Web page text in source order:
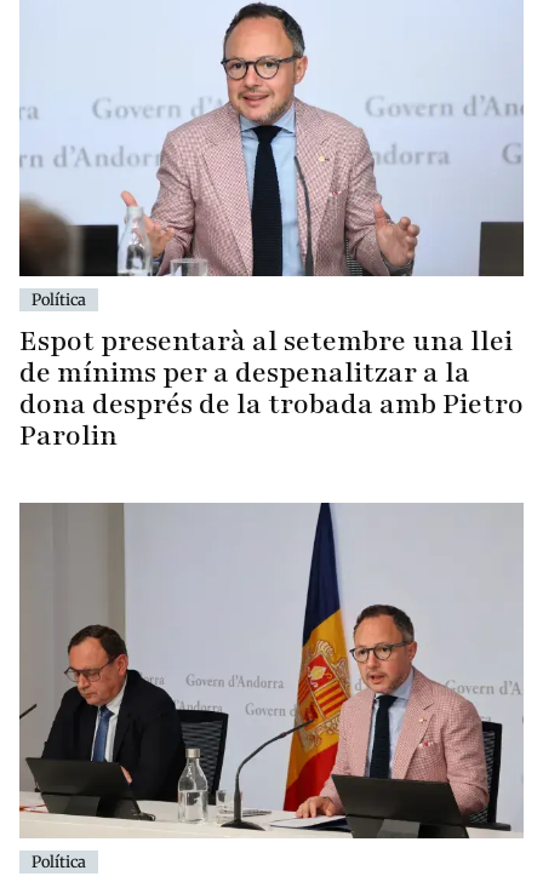
Política
Espot presentarà al setembre una llei
de mínims per a despenalitzar a la
dona després de la trobada amb Pietro
Parolin
Política